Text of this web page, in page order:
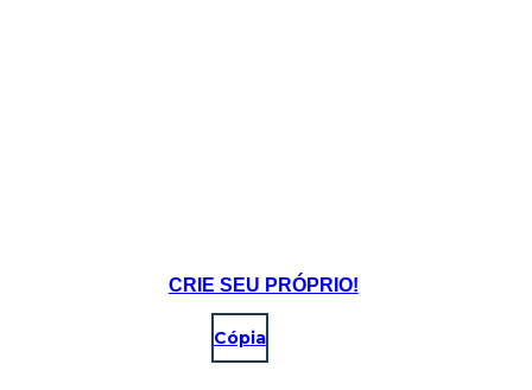
CRIE SEU PRÓPRIO!
Cópia